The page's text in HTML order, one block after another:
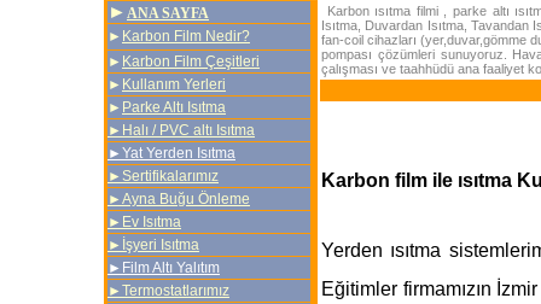
► ANA SAYFA
► Karbon Film Nedir?
► Karbon Film Çeşitleri
► Kullanım Yerleri
► Parke Altı Isıtma
► Halı / PVC altı Isıtma
►Yat Yerden Isıtma
►Sertifikalarımız
►Ayna Buğu Önleme
►Ev Isıtma
►İşyeri Isıtma
►Film Altı Yalıtım
►Termostatlarımız
Karbon ısıtma filmi , parke altı
Isıtma, Duvardan Isıtma, Tavandan
fan-coil cihazları (yer,duvar,gömme
pompası çözümleri sunuyoruz.
çalışması ve taahhüdü ana faaliyet
Karbon film ile ısıtma
Yerden ısıtma
Eğitimler firmamızın